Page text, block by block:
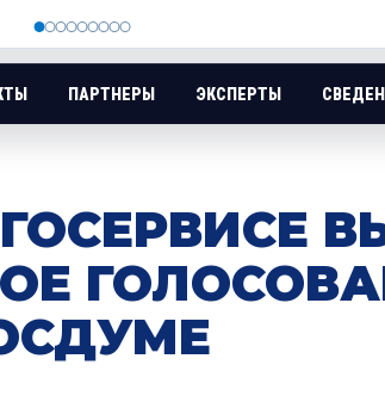
ПАРТНЕРЫ ЭКСПЕРТЫ